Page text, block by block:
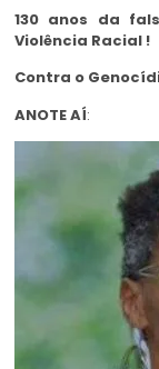
130 anos da
Violência Racial !
Contra o
ANOTE AÍ: